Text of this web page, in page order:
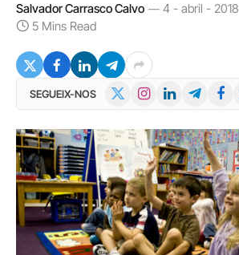
Salvador Carrasco Calvo
4 - abril - 2018
5 Mins Read
SEGUEIX-NOS InstagramLinkedInTelegram